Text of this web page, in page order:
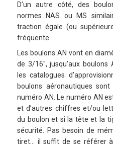
D’un autre côté, des
normes NAS ou MS
traction égale (ou
fréquente.
Les boulons AN vont en
de 3/16″, jusqu’aux boulons
les catalogues
boulons aéronautiques
numéro AN. Le numéro AN
et d’autres chiffres et/ou
du boulon et si la tête et la
sécurité. Pas besoin de
tiret… il suffit de se référer